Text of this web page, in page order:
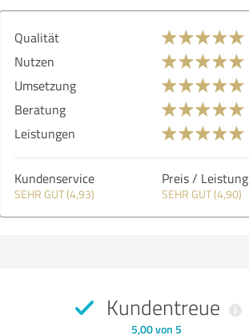
Qualität
Nutzen
Umsetzung
Beratung
Leistungen
Kundenservice
SEHR GUT (4,93)
Preis / Leistung
SEHR GUT (4,90)
Kundentreue
5,00 von 5